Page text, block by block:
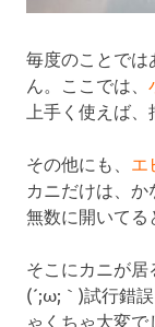
毎度のことでは
ん。ここでは、
上手く使えば、
その他にも、 エ
カニだけは、
無数に開いてる
そこにカニが居
(´;ω;｀)試行錯
ゃくちゃ大変で